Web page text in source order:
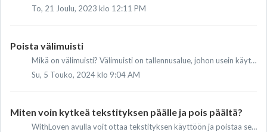
To, 21 Joulu, 2023 klo 12:11 PM
Poista välimuisti
Mikä on välimuisti? Välimuisti on tallennusalue, johon usein käytetyt tiedot tallennetaan väliaikaisesti, jotta niihin päästään nopeammin käsiksi. Tietokon...
Su, 5 Touko, 2024 klo 9:04 AM
Miten voin kytkeä tekstityksen päälle ja pois päältä?
WithLoven avulla voit ottaa tekstityksen käyttöön ja poistaa sen käytöstä missä tahansa ulkomaisessa elokuvassa tai sarjassa. Voit ottaa tekstityksen käyttö...